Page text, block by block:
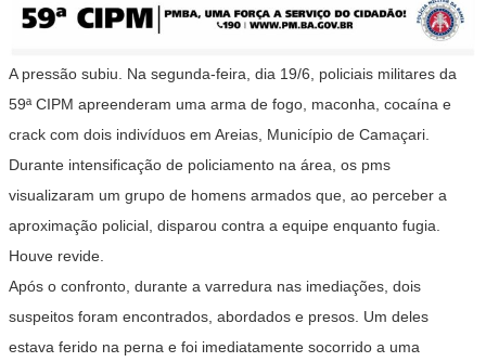
A pressão subiu. Na segunda-feira, dia 19/6, policiais militares da
59ª CIPM apreenderam uma arma de fogo, maconha, cocaína e
crack com dois indivíduos em Areias, Município de Camaçari.
Durante intensificação de policiamento na área, os pms
visualizaram um grupo de homens armados que, ao perceber a
aproximação policial, disparou contra a equipe enquanto fugia.
Houve revide.
Após o confronto, durante a varredura nas imediações, dois
suspeitos foram encontrados, abordados e presos. Um deles
estava ferido na perna e foi imediatamente socorrido a uma